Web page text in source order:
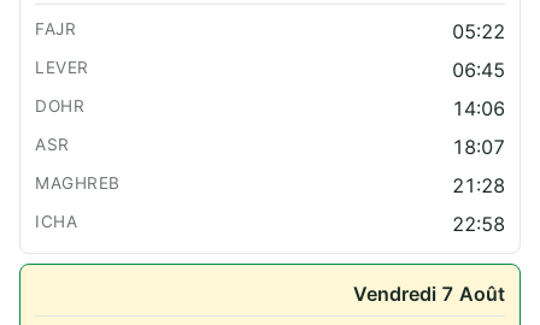
05:22
06:45
14:06
18:07
21:28
22:58
Vendredi 7 Août